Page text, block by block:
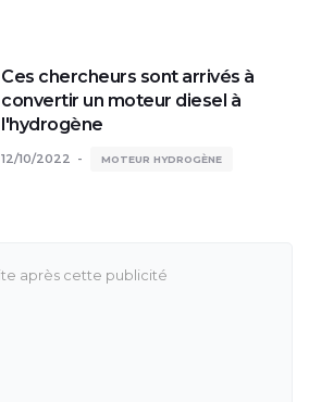
Ces chercheurs sont arrivés à
convertir un moteur diesel à
l'hydrogène
12/10/2022 MOTEUR HYDROGÈNE